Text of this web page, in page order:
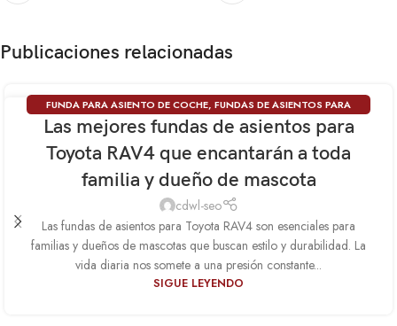
Publicaciones relacionadas
14 FUNDA PARA ASIENTO DE COCHE, FUNDAS DE ASIENTOS PARA
TOYOTA RAV4
Las mejores fundas de asientos para
Toyota RAV4 que encantarán a toda
familia y dueño de mascota
cdwl-seo
Las fundas de asientos para Toyota RAV4 son esenciales para
familias y dueños de mascotas que buscan estilo y durabilidad. La
vida diaria nos somete a una presión constante...
SIGUE LEYENDO